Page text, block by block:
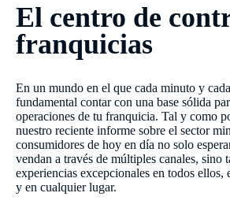
El centro de
franquicias
En un mundo en el que cada minuto y
fundamental contar con una base sólida
operaciones de tu franquicia. Tal y como
nuestro reciente informe sobre el sector
consumidores de hoy en día no solo
vendan a través de múltiples canales, sino
experiencias excepcionales en todos ellos,
y en cualquier lugar.